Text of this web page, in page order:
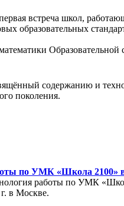
встреча школ,
образовательных
содержанию и
поколения.
по УМК «Школа 2100»
работы по УМК
в Москве.